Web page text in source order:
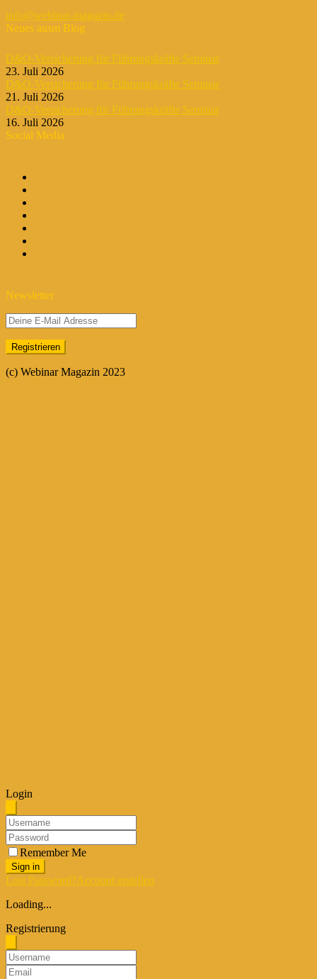
info@webinar-magazin.de
Neues ausm Blog
D&O-Versicherung für Führungskräfte Seminar
23. Juli 2026
D&O-Versicherung für Führungskräfte Seminar
21. Juli 2026
D&O-Versicherung für Führungskräfte Seminar
16. Juli 2026
Social Media
Newsletter
(c) Webinar Magazin 2023
Login
Remember Me
Sign in
Lost Password?Account erstellen
Loading...
Registrierung